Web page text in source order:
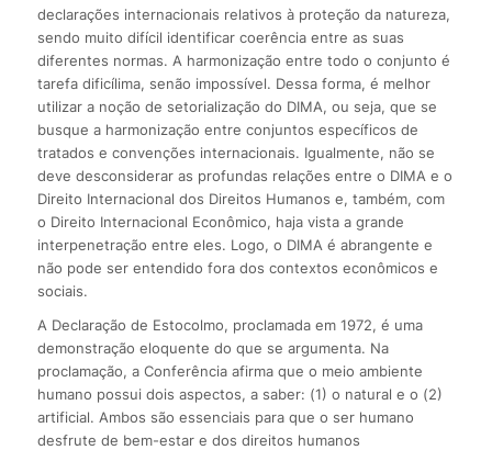
declarações internacionais relativos à proteção da natureza,
sendo muito difícil identificar coerência entre as suas
diferentes normas. A harmonização entre todo o conjunto é
tarefa dificílima, senão impossível. Dessa forma, é melhor
utilizar a noção de setorialização do DIMA, ou seja, que se
busque a harmonização entre conjuntos específicos de
tratados e convenções internacionais. Igualmente, não se
deve desconsiderar as profundas relações entre o DIMA e o
Direito Internacional dos Direitos Humanos e, também, com
o Direito Internacional Econômico, haja vista a grande
interpenetração entre eles. Logo, o DIMA é abrangente e
não pode ser entendido fora dos contextos econômicos e
sociais.
A Declaração de Estocolmo, proclamada em 1972, é uma
demonstração eloquente do que se argumenta. Na
proclamação, a Conferência afirma que o meio ambiente
humano possui dois aspectos, a saber: (1) o natural e o (2)
artificial. Ambos são essenciais para que o ser humano
desfrute de bem-estar e dos direitos humanos